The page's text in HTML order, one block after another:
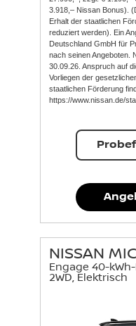
3.918,– Nissan Bonus).
Erhalt der staatlichen
reduziert werden). Ein
Deutschland GmbH für
nach seinen Angeboten.
30.09.26. Anspruch auf
Vorliegen der
staatlichen Förderung
https://www.nissan.de/
NISSAN
Engage 40-kWh-
2WD, Elektrisch